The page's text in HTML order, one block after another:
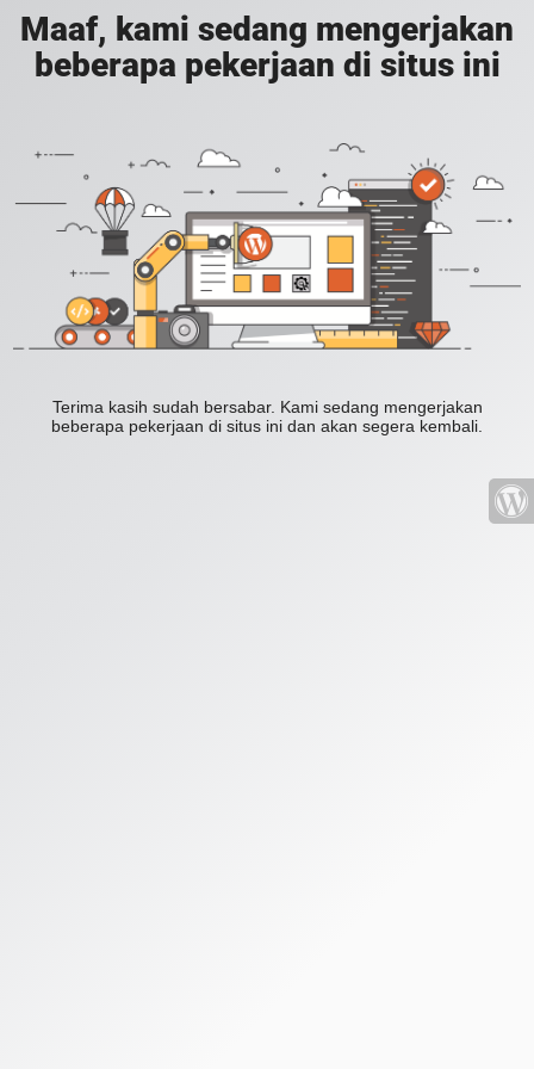
Maaf, kami sedang mengerjakan
beberapa pekerjaan di situs ini
Terima kasih sudah bersabar. Kami sedang mengerjakan
beberapa pekerjaan di situs ini dan akan segera kembali.